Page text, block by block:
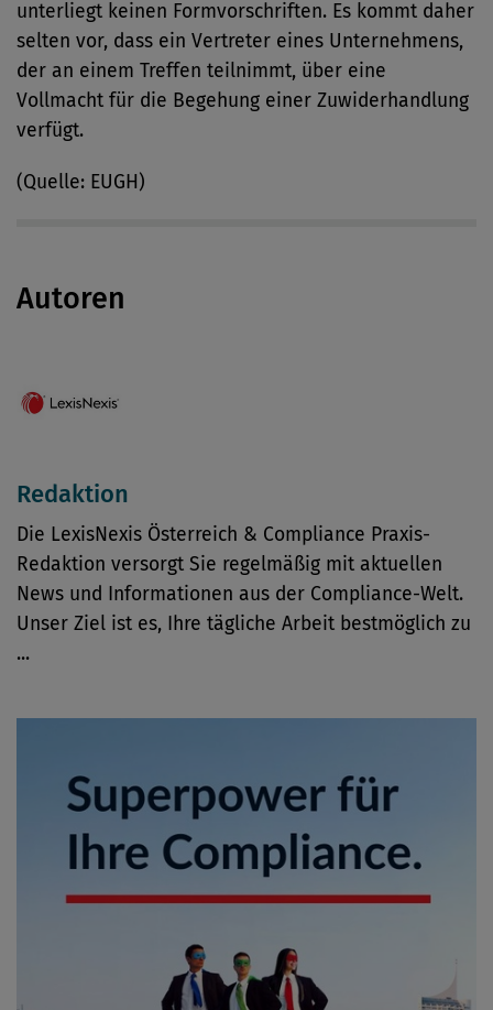
unterliegt keinen Formvorschriften. Es kommt daher
selten vor, dass ein Vertreter eines Unternehmens,
der an einem Treffen teilnimmt, über eine
Vollmacht für die Begehung einer Zuwiderhandlung
verfügt.
(Quelle: EUGH)
Autoren
Redaktion
Die LexisNexis Österreich & Compliance Praxis-
Redaktion versorgt Sie regelmäßig mit aktuellen
News und Informationen aus der Compliance-Welt.
Unser Ziel ist es, Ihre tägliche Arbeit bestmöglich zu
...